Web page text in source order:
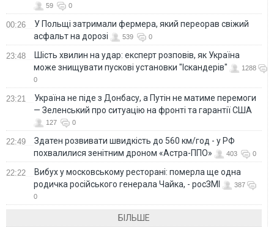
59 0
00:26
У Польщі затримали фермера, який переорав свіжий
асфальт на дорозі
539 0
23:48
Шість хвилин на удар: експерт розповів, як Україна
може знищувати пускові установки "Іскандерів"
1288
0
23:21
Україна не піде з Донбасу, а Путін не матиме перемоги
— Зеленський про ситуацію на фронті та гарантії США
127 0
22:49
Здатен розвивати швидкість до 560 км/год - у РФ
похвалилися зенітним дроном «Астра-ППО»
403 0
22:22
Вибух у московському ресторані: померла ще одна
родичка російського генерала Чайка, - росЗМІ
387
0
БІЛЬШЕ